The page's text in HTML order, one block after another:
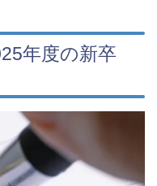
年度の新卒